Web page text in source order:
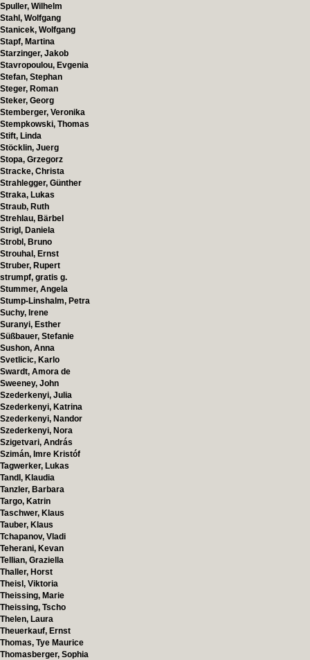
Spuller, Wilhelm
Stahl, Wolfgang
Stanicek, Wolfgang
Stapf, Martina
Starzinger, Jakob
Stavropoulou, Evgenia
Stefan, Stephan
Steger, Roman
Steker, Georg
Stemberger, Veronika
Stempkowski, Thomas
Stift, Linda
Stöcklin, Juerg
Stopa, Grzegorz
Stracke, Christa
Strahlegger, Günther
Straka, Lukas
Straub, Ruth
Strehlau, Bärbel
Strigl, Daniela
Strobl, Bruno
Strouhal, Ernst
Struber, Rupert
strumpf, gratis g.
Stummer, Angela
Stump-Linshalm, Petra
Suchy, Irene
Suranyi, Esther
Süßbauer, Stefanie
Sushon, Anna
Svetlicic, Karlo
Swardt, Amora de
Sweeney, John
Szederkenyi, Julia
Szederkenyi, Katrina
Szederkenyi, Nandor
Szederkenyi, Nora
Szigetvari, András
Szimán, Imre Kristóf
Tagwerker, Lukas
Tandl, Klaudia
Tanzler, Barbara
Targo, Katrin
Taschwer, Klaus
Tauber, Klaus
Tchapanov, Vladi
Teherani, Kevan
Tellian, Graziella
Thaller, Horst
Theisl, Viktoria
Theissing, Marie
Theissing, Tscho
Thelen, Laura
Theuerkauf, Ernst
Thomas, Tye Maurice
Thomasberger, Sophia